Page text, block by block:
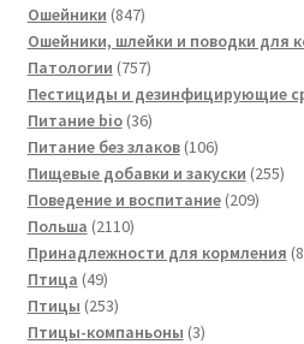
Ошейники 847847
товаров
Ошейники, шлейки и поводки для
Патологии 757757
товаров
Пестициды и дезинфицирующие
Питание bio 3636
товаров
Питание без злаков 106106
товаров
Пищевые добавки и закуски 255255
Поведение и воспитание 209209
Польша 21102110
товаров
Принадлежности для кормления
Птица 4949
товаров
Птицы 253253
товара
Птицы-компаньоны 33